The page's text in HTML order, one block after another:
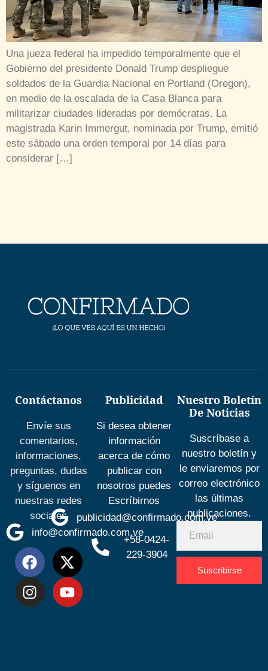
Una jueza federal ha impedido temporalmente que el
Gobierno del presidente Donald Trump despliegue
soldados de la Guardia Nacional en Portland (Oregon),
en medio de la escalada de la Casa Blanca para
militarizar ciudades lideradas por demócratas. La
magistrada Karin Immergut, nominada por Trump, emitió
este sábado una orden temporal por 14 días para
considerar […]
Contáctanos
Envíe sus
comentarios,
informaciones,
preguntas, dudas
y síguenos en
nuestras redes
sociales
info@confirmado.com.ve
Publicidad
Si desea obtener
información
acerca de cómo
publicar con
nosotros puedes
Escríbirnos
publicidad@confirmado.com.ve
+58-0424-
229-3904
Nuestro Boletín
De Noticias
Suscríbase a
nuestro boletín y
le enviaremos por
correo electrónico
las últimas
publicaciones.
Suscribirse